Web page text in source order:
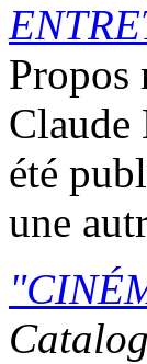
Propos
Claude
été
une